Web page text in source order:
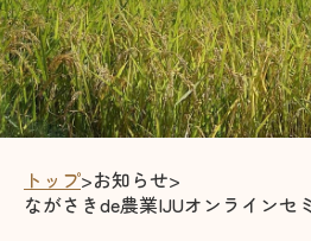
トップ>お知らせ>
ながさきde農業IJUオンラインセ